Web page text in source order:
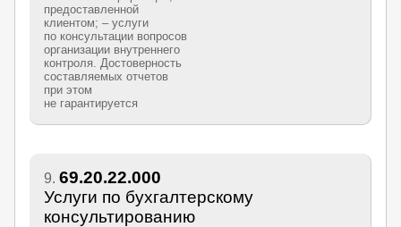
предоставленной
клиентом; – услуги
по консультации вопросов
организации внутреннего
контроля. Достоверность
составляемых отчетов
при этом
не гарантируется
9. 69.20.22.000
Услуги по бухгалтерскому
консультированию